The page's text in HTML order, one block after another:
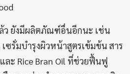
ว ยังมีผลิตภัณฑ์อื่นอีกนะ เช่น
เซรั่มบำรุงผิวหน้าสูตรเข้มข้น สาร
ละ Rice Bran Oil ที่ช่วยฟื้นฟู